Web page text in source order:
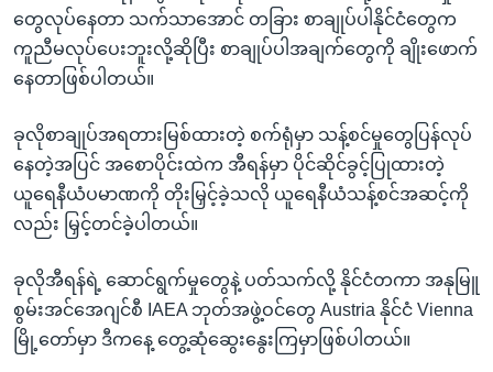
တွေလုပ်နေတာ သက်သာအောင် တခြား စာချုပ်ပါနိုင်ငံတွေက
ကူညီမလုပ်ပေးဘူးလို့ဆိုပြီး စာချုပ်ပါအချက်တွေကို ချိုးဖောက်
နေတာဖြစ်ပါတယ်။
ခုလိုစာချုပ်အရတားမြစ်ထားတဲ့ စက်ရုံမှာ သန့်စင်မှုတွေပြန်လုပ်
နေတဲ့အပြင် အစောပိုင်းထဲက အီရန်မှာ ပိုင်ဆိုင်ခွင့်ပြုထားတဲ့
ယူရေနီယံပမာဏကို တိုးမြှင့်ခဲ့သလို ယူရေနီယံသန့်စင်အဆင့်ကို
လည်း မြှင့်တင်ခဲ့ပါတယ်။
ခုလိုအီရန်ရဲ့ ဆောင်ရွက်မှုတွေနဲ့ ပတ်သက်လို့ နိုင်ငံတကာ အနုမြူ
စွမ်းအင်အေဂျင်စီ IAEA ဘုတ်အဖွဲ့ဝင်တွေ Austria နိုင်ငံ Vienna
မြို့တော်မှာ ဒီကနေ့ တွေ့ဆုံဆွေးနွေးကြမှာဖြစ်ပါတယ်။